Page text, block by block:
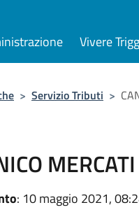
Vivere
> Servizio Tributi >
MERCATI
: 10 maggio 2021,